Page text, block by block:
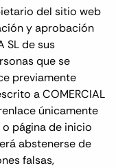
del sitio web
y aprobación
SL de sus
que se
previamente
a COMERCIAL
únicamente
página de inicio
abstenerse de
falsas,